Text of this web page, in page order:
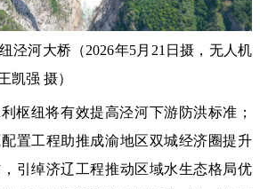
河大桥（2026年5月21日摄，无人机
凯强 摄）
纽将有效提高泾河下游防洪标准；
置工程助推成渝地区双城经济圈提升
引绰济辽工程推动区域水生态格局优